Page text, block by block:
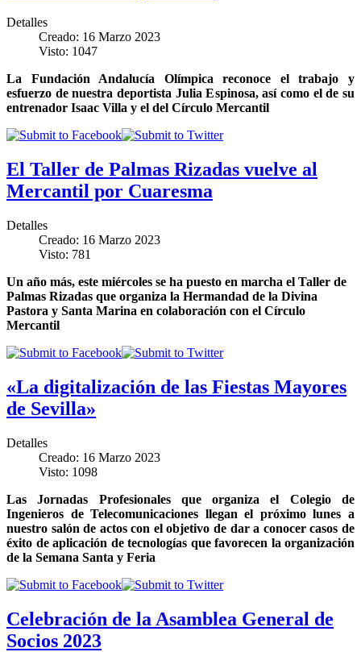
Detalles
Creado: 16 Marzo 2023
Visto: 1047
La Fundación Andalucía Olímpica reconoce el trabajo y
esfuerzo de nuestra deportista Julia Espinosa, así como el de su
entrenador Isaac Villa y el del Círculo Mercantil
El Taller de Palmas Rizadas vuelve al
Mercantil por Cuaresma
Detalles
Creado: 16 Marzo 2023
Visto: 781
Un año más, este miércoles se ha puesto en marcha el Taller de
Palmas Rizadas que organiza la Hermandad de la Divina
Pastora y Santa Marina en colaboración con el Círculo
Mercantil
«La digitalización de las Fiestas Mayores
de Sevilla»
Detalles
Creado: 16 Marzo 2023
Visto: 1098
Las Jornadas Profesionales que organiza el Colegio de
Ingenieros de Telecomunicaciones llegan el próximo lunes a
nuestro salón de actos con el objetivo de dar a conocer casos de
éxito de aplicación de tecnologías que favorecen la organización
de la Semana Santa y Feria
Celebración de la Asamblea General de
Socios 2023